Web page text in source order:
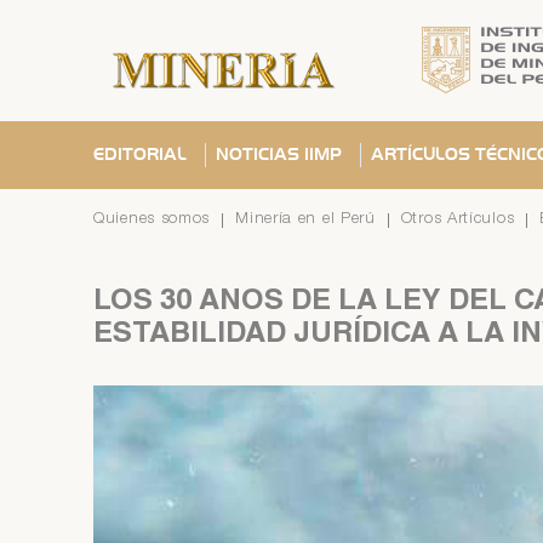
EDITORIAL NOTICIAS IIMP ARTÍCULOS
Quienes somos Minería en el Perú Otros Artículos
LOS 30 AÑOS DE LA LEY DEL
ESTABILIDAD JURÍDICA A LA
Se